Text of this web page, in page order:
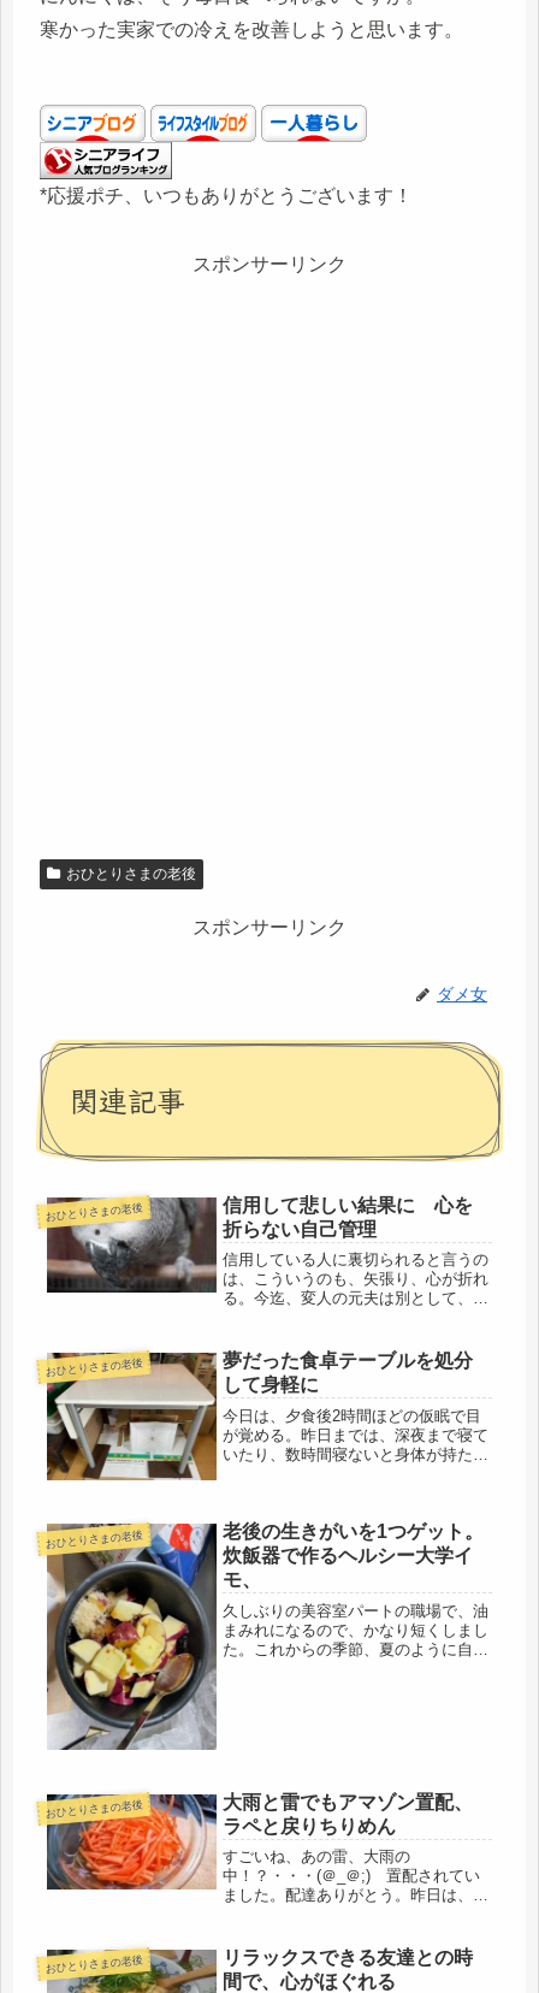
寒かった実家での冷えを改善しようと思います。
*応援ポチ、いつもありがとうございます！
スポンサーリンク
おひとりさまの老後
スポンサーリンク
ダメ女
関連記事
おひとりさまの老後
信用して悲しい結果に 心を
折らない自己管理
信用している人に裏切られると言うの
は、こういうのも、矢張り、心が折れ
る。今迄、変人の元夫は別として、他
切られる」というのは、どこか、自分
自身が過度の期待をしていた結果だと
思...
おひとりさまの老後
夢だった食卓テーブルを処分
して身軽に
今日は、夕食後2時間ほどの仮眠で目
が覚める。昨日までは、深夜まで寝て
いたり、数時間寝ないと身体が持たな
た。でも、今日は、ずっと使いたいと
思っ...
おひとりさまの老後
老後の生きがいを1つゲット。
炊飯器で作るヘルシー大学イ
モ、
久しぶりの美容室パートの職場で、油
まみれになるので、かなり短くしまし
た。これからの季節、夏のように自然
おひとりさまの老後
大雨と雷でもアマゾン置配、
ラペと戻りちりめん
すごいね、あの雷、大雨の
中！？・・・(＠_＠;) 置配されてい
ました。配達ありがとう。昨日は、大
らされて、引っ越した時は、あばら家
だったので、雨戸の本体はしっかりし
おひとりさまの老後
リラックスできる友達との時
間で、心がほぐれる